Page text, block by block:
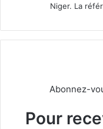
Niger. La
Abonnez-
Pour